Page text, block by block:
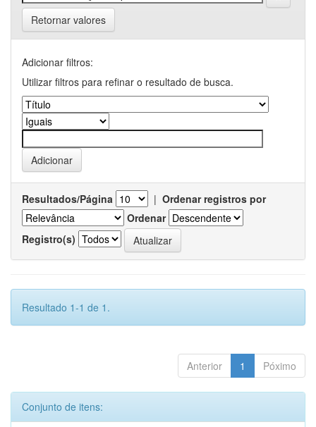
Retornar valores
Adicionar filtros:
Utilizar filtros para refinar o resultado de busca.
Resultados/Página | Ordenar registros por
Ordenar
Registro(s)
Resultado 1-1 de 1.
Anterior 1 Póximo
Conjunto de itens: